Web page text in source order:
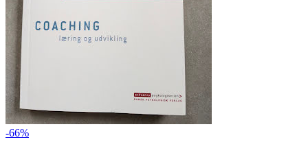
-66%